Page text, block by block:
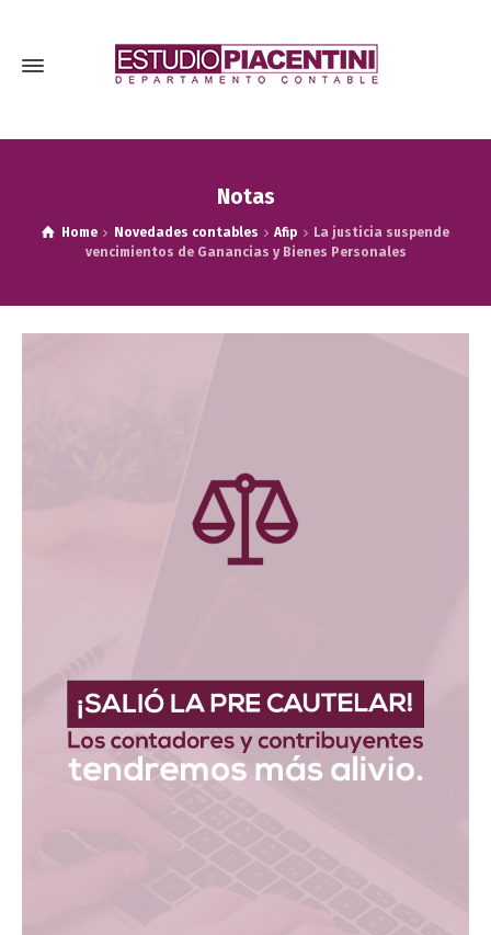
Notas
Home Novedades contables Afip
La justicia suspende
vencimientos de Ganancias y Bienes Personales